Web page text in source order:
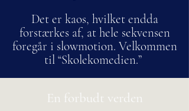
Det er kaos, hvilket endda
forstærkes af, at hele sekvensen
foregår i slowmotion. Velkommen
til “Skolekomedien.”
En forbudt verden​​​